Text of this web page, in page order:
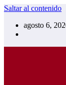
Saltar al contenido
agosto 6,